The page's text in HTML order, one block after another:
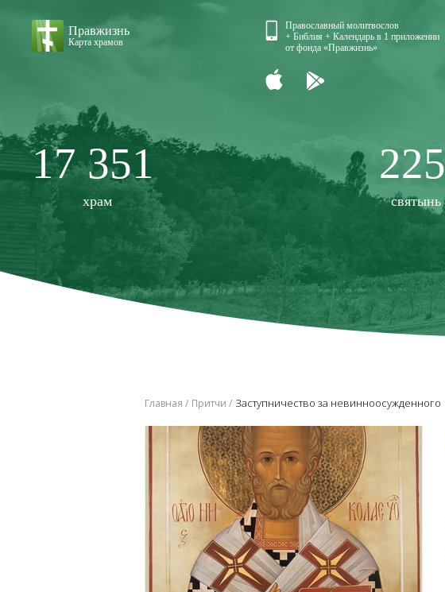
Правжизнь
Карта храмов
Православный молитвослов
+ Библия + Календарь в 1 приложении
от фонда «Правжизнь»
17 351
храм
225
святынь
Главная Притчи ​Заступничество за невинноосужденного